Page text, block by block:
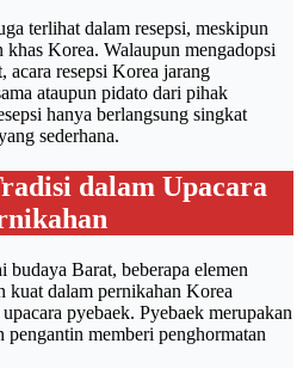
terlihat dalam resepsi, meskipun
khas Korea. Walaupun mengadopsi
acara resepsi Korea jarang
ataupun pidato dari pihak
hanya berlangsung singkat
sederhana.
dalam Upacara
Barat, beberapa elemen
kuat dalam pernikahan Korea
pyebaek. Pyebaek merupakan
pengantin memberi penghormatan